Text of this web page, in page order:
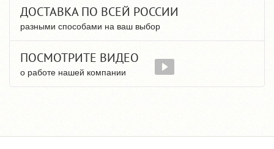
ДОСТАВКА ПО ВСЕЙ РОССИИ
разными способами на ваш выбор
ПОСМОТРИТЕ ВИДЕО
о работе нашей компании